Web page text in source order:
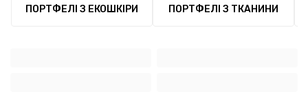
ПОРТФЕЛІ З ЕКОШКІРИ ПОРТФЕЛІ З ТКАНИНИ